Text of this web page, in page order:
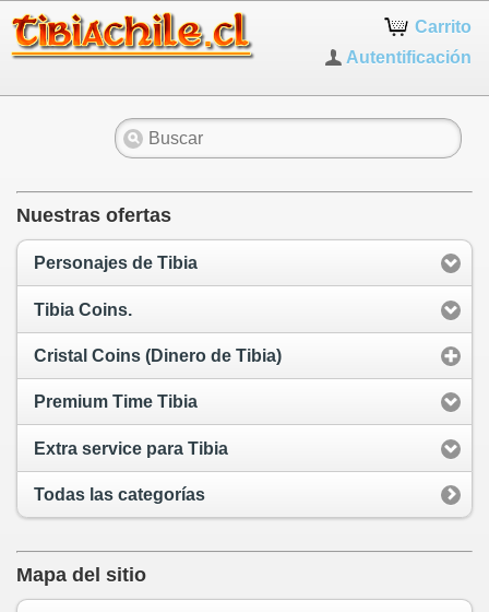
Carrito
Autentificación
Nuestras ofertas
Personajes de Tibia
Tibia Coins.
Cristal Coins (Dinero de Tibia)
Premium Time Tibia
Extra service para Tibia
Todas las categorías
Mapa del sitio